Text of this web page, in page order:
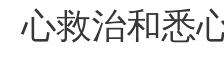
心救治和悉